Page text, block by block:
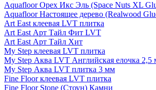
Aquafloor Орех Икс Эль (Space Nuts XL
Aquafloor Настоящее дерево (Realwood
Art East клеевая LVT плитка
Art East Арт Тайл Фит LVT
Art East Арт Тайл Хит
My Step клеевая LVT плитка
My Step Аква LVT Английская елочка 2,5
My Step Аква LVT плитка 3 мм
Fine Floor клеевая LVT плитка
Fine Floor Stone (Стоун) Камни